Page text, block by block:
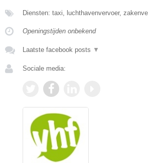
Diensten: taxi, luchthavenvervoer,
Openingstijden onbekend
Laatste facebook posts ▼
Sociale media: